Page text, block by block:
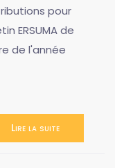
pour
ERSUMA de
de l'année
Lire la suite